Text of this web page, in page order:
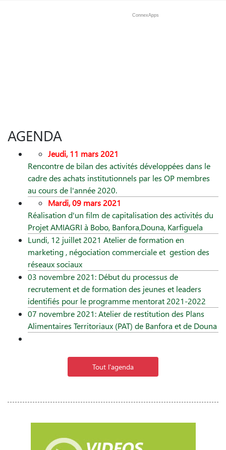
ConnexApps
AGENDA
Jeudi, 11 mars 2021
Rencontre de bilan des activités développées dans le
cadre des achats institutionnels par les OP membres
au cours de l'année 2020.
Mardi, 09 mars 2021
Réalisation d'un film de capitalisation des activités du
Projet AMIAGRI à Bobo, Banfora,Douna, Karfiguela
Lundi, 12 juillet 2021 Atelier de formation en
marketing , négociation commerciale et gestion des
réseaux sociaux
03 novembre 2021: Début du processus de
recrutement et de formation des jeunes et leaders
identifiés pour le programme mentorat 2021-2022
07 novembre 2021: Atelier de restitution des Plans
Alimentaires Territoriaux (PAT) de Banfora et de Douna
Tout l'agenda